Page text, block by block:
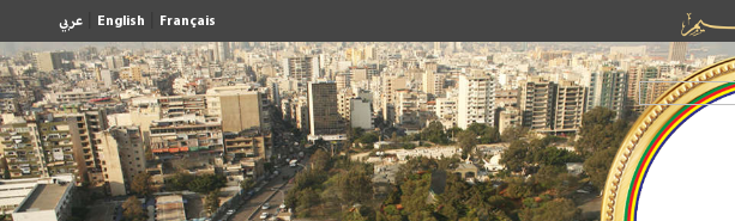
English Français عربي